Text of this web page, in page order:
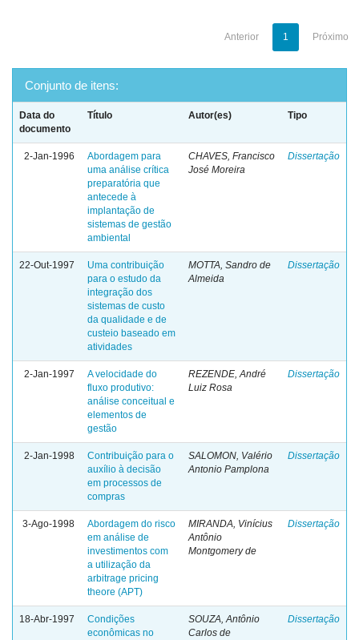
Anterior 1 Próximo
Conjunto de itens:
Data do
documento
Título Autor(es) Tipo
2-Jan-1996
Abordagem para
uma análise crítica
preparatória que
antecede à
implantação de
sistemas de gestão
ambiental
CHAVES, Francisco
José Moreira
Dissertação
22-Out-1997
Uma contribuição
para o estudo da
integração dos
sistemas de custo
da qualidade e de
custeio baseado em
atividades
MOTTA, Sandro de
Almeida
Dissertação
2-Jan-1997
A velocidade do
fluxo produtivo:
análise conceitual e
elementos de
gestão
REZENDE, André
Luiz Rosa
Dissertação
2-Jan-1998
Contribuição para o
auxílio à decisão
em processos de
compras
SALOMON, Valério
Antonio Pamplona
Dissertação
3-Ago-1998
Abordagem do risco
em análise de
investimentos com
a utilização da
arbitrage pricing
theore (APT)
MIRANDA, Vinícius
Antônio
Montgomery de
Dissertação
18-Abr-1997
Condições
econômicas no
SOUZA, Antônio
Carlos de
Dissertação